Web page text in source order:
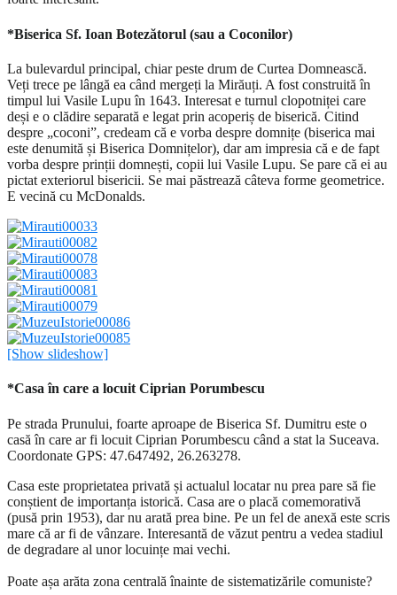
*Biserica Sf. Ioan Botezătorul (sau a Coconilor)
La bulevardul principal, chiar peste drum de Curtea Domnească.
Veți trece pe lângă ea când mergeți la Mirăuți. A fost construită în
timpul lui Vasile Lupu în 1643. Interesat e turnul clopotniței care
deși e o clădire separată e legat prin acoperiș de biserică. Citind
despre „coconi”, credeam că e vorba despre domnițe (biserica mai
este denumită și Biserica Domnițelor), dar am impresia că e de fapt
vorba despre prinții domnești, copii lui Vasile Lupu. Se pare că ei au
pictat exteriorul bisericii. Se mai păstrează câteva forme geometrice.
E vecină cu McDonalds.
[Show slideshow]
*Casa în care a locuit Ciprian Porumbescu
Pe strada Prunului, foarte aproape de Biserica Sf. Dumitru este o
casă în care ar fi locuit Ciprian Porumbescu când a stat la Suceava.
Coordonate GPS: 47.647492, 26.263278.
Casa este proprietatea privată și actualul locatar nu prea pare să fie
conștient de importanța istorică. Casa are o placă comemorativă
(pusă prin 1953), dar nu arată prea bine. Pe un fel de anexă este scris
mare că ar fi de vânzare. Interesantă de văzut pentru a vedea stadiul
de degradare al unor locuințe mai vechi.
Poate așa arăta zona centrală înainte de sistematizările comuniste?